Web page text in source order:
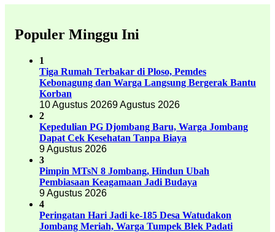
Populer Minggu Ini
1
Tiga Rumah Terbakar di Ploso, Pemdes
Kebonagung dan Warga Langsung Bergerak Bantu
Korban
10 Agustus 20269 Agustus 2026
2
Kepedulian PG Djombang Baru, Warga Jombang
Dapat Cek Kesehatan Tanpa Biaya
9 Agustus 2026
3
Pimpin MTsN 8 Jombang, Hindun Ubah
Pembiasaan Keagamaan Jadi Budaya
9 Agustus 2026
4
Peringatan Hari Jadi ke-185 Desa Watudakon
Jombang Meriah, Warga Tumpek Blek Padati